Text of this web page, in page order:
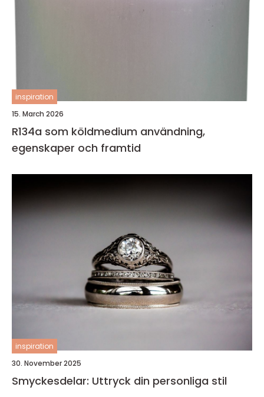
inspiration
15. March 2026
R134a som köldmedium användning,
egenskaper och framtid
inspiration
30. November 2025
Smyckesdelar: Uttryck din personliga stil